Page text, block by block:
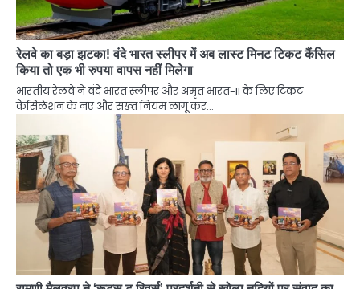
रेलवे का बड़ा झटका! वंदे भारत स्लीपर में अब लास्ट मिनट टिकट कैंसिल
किया तो एक भी रुपया वापस नहीं मिलेगा
भारतीय रेलवे ने वंदे भारत स्लीपर और अमृत भारत-II के लिए टिकट
कैंसिलेशन के नए और सख्त नियम लागू कर…